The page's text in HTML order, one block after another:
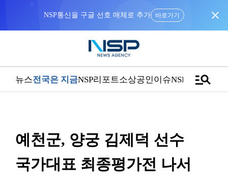
NSP통신을 구글 선호 매체로 추가 바로가기 close
뉴스전국은 지금NSP리포트소상공인이슈NSPTVmanage_search
예천군, 양궁 김제덕 선수
국가대표 최종평가전 나서